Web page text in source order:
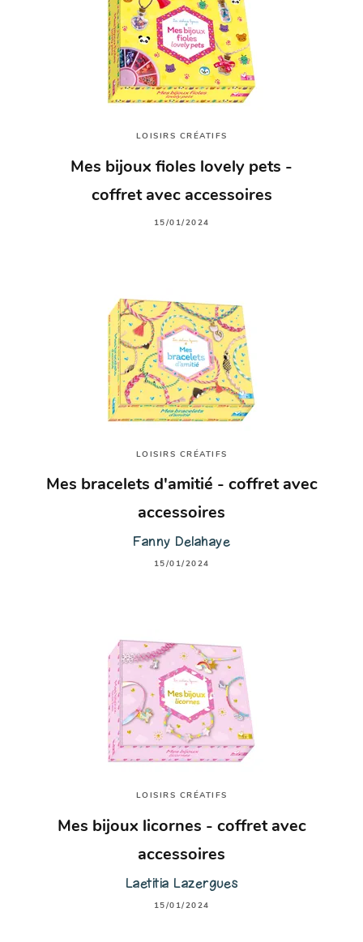
LOISIRS CRÉATIFS
Mes bijoux fioles lovely pets -
coffret avec accessoires
15/01/2024
LOISIRS CRÉATIFS
Mes bracelets d'amitié - coffret avec
accessoires
Fanny Delahaye
15/01/2024
LOISIRS CRÉATIFS
Mes bijoux licornes - coffret avec
accessoires
Laetitia Lazergues
15/01/2024